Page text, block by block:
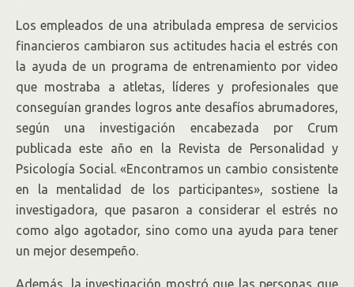
Los empleados de una atribulada empresa de servicios
financieros cambiaron sus actitudes hacia el estrés con
la ayuda de un programa de entrenamiento por video
que mostraba a atletas, líderes y profesionales que
conseguían grandes logros ante desafíos abrumadores,
según una investigación encabezada por Crum
publicada este año en la Revista de Personalidad y
Psicología Social. «Encontramos un cambio consistente
en la mentalidad de los participantes», sostiene la
investigadora, que pasaron a considerar el estrés no
como algo agotador, sino como una ayuda para tener
un mejor desempeño.
Además, la investigación mostró que las personas que